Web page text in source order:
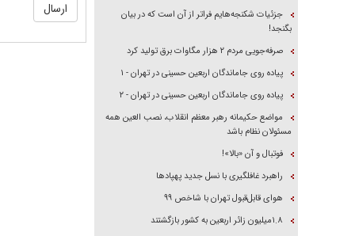
جزئیات شکنجه‌هایم فراتر از آن است که در بیان
بگنجد!
صرفه‌جویی مردم ۲ هزار مگاوات برق تولید کرد
پیاده روی جاماندگان اربعین حسینی در تهران - ۱
پیاده روی جاماندگان اربعین حسینی در تهران - ۲
مواضع حکیمانه رهبر معظم انقلاب، نصب العین همه
مسئولان نظام باشد
فوتبال و آن «بالا»!
راهبرد غافلگیری با نسل جدید پهپاد‌ها
هوای قابل‌قبول تهران با شاخص ۹۹
۱.۸میلیون زائر اربعین به کشور بازگشتند